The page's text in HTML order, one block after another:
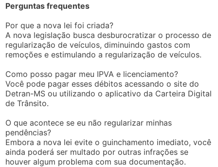
Perguntas frequentes
Por que a nova lei foi criada?
A nova legislação busca desburocratizar o processo de
regularização de veículos, diminuindo gastos com
remoções e estimulando a regularização de veículos.
Como posso pagar meu IPVA e licenciamento?
Você pode pagar esses débitos acessando o site do
Detran-MS ou utilizando o aplicativo da Carteira Digital
de Trânsito.
O que acontece se eu não regularizar minhas
pendências?
Embora a nova lei evite o guinchamento imediato, você
ainda poderá ser multado por outras infrações se
houver algum problema com sua documentação.